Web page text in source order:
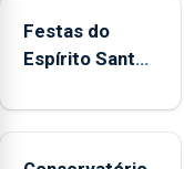
ocorrências
e
Festas do
Espírito Santo
ecológicas